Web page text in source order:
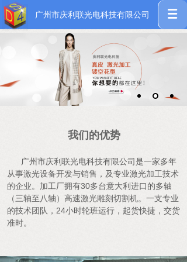
广州市庆利联光电科技有限公司
我们的优势
广州市庆利联光电科技有限公司是一家多年
从事激光设备开发与销售，及专业激光加工技术
的企业。加工厂拥有30多台意大利进口的多轴
（三轴至八轴）高速激光雕刻切割机。一支专业
的技术团队，24小时轮班运行，起货快捷，交货
准时。